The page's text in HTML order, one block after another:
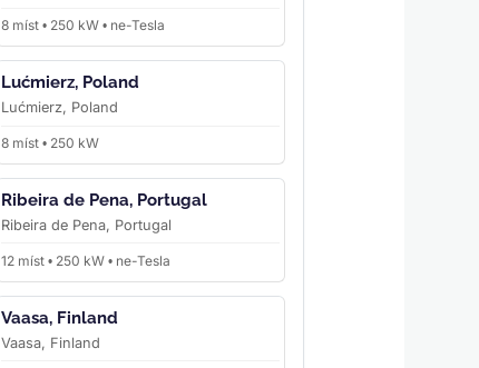
8 míst • 250 kW • ne-Tesla
Lućmierz, Poland
Lućmierz, Poland
8 míst • 250 kW
Ribeira de Pena, Portugal
Ribeira de Pena, Portugal
12 míst • 250 kW • ne-Tesla
Vaasa, Finland
Vaasa, Finland